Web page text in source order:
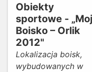
Obiekty
sportowe -
Boisko – Orlik
2012"
Lokalizacja boisk,
wybudowanych w